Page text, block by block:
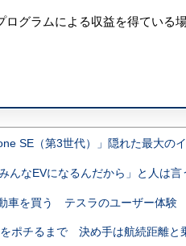
ログラムによる収益を得ている
SE（第3世代）」隠れた最大の
んなEVになるんだから」と人は言
車を買う テスラのユーザー体験
ポチるまで 決め手は航続距離と